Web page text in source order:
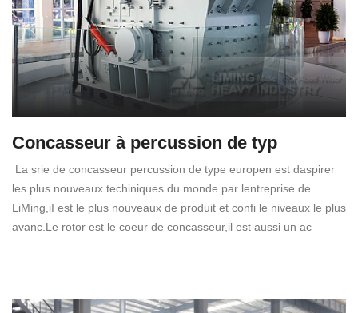
Concasseur à percussion de typ
La srie de concasseur percussion de type europen est daspirer
les plus nouveaux techiniques du monde par lentreprise de
LiMing,iI est le plus nouveaux de produit et confi le niveaux le plus
avanc.Le rotor est le coeur de concasseur,il est aussi un ac